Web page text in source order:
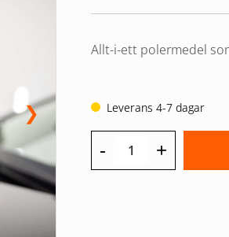
❯
ursprungliga
var:
nuvarande
är:
Allt-i-ett polermedel
Leverans 4-7 dagar
- +